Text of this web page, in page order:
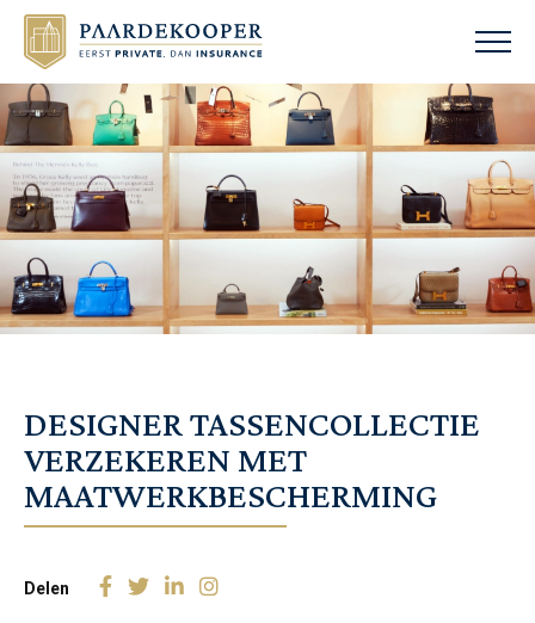
DESIGNER TASSENCOLLECTIE
VERZEKEREN MET
MAATWERKBESCHERMING
Delen